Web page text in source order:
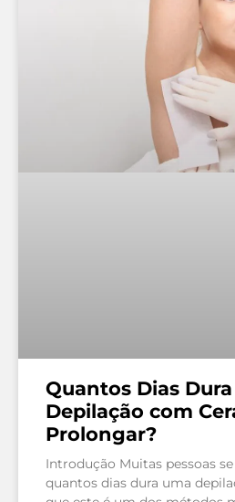
Quantos Dias
Depilação com
Prolongar?
Introdução Muitas pessoas
quantos dias dura uma